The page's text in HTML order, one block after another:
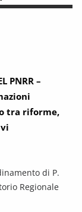
PNRR –
tra riforme,
di P.
Regionale